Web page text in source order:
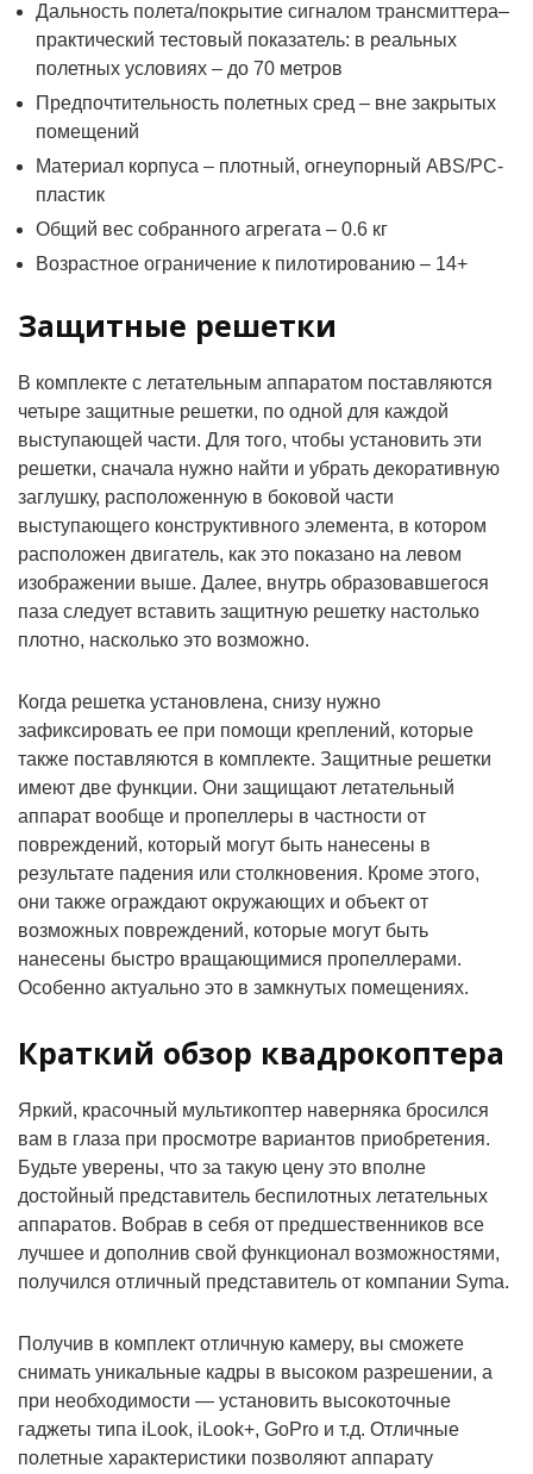
Дальность полета/покрытие сигналом трансмиттера–
практический тестовый показатель: в реальных
полетных условиях – до 70 метров
Предпочтительность полетных сред – вне закрытых
помещений
Материал корпуса – плотный, огнеупорный ABS/PC-
пластик
Общий вес собранного агрегата – 0.6 кг
Возрастное ограничение к пилотированию – 14+
Защитные решетки
В комплекте с летательным аппаратом поставляются
четыре защитные решетки, по одной для каждой
выступающей части. Для того, чтобы установить эти
решетки, сначала нужно найти и убрать декоративную
заглушку, расположенную в боковой части
выступающего конструктивного элемента, в котором
расположен двигатель, как это показано на левом
изображении выше. Далее, внутрь образовавшегося
паза следует вставить защитную решетку настолько
плотно, насколько это возможно.
Когда решетка установлена, снизу нужно
зафиксировать ее при помощи креплений, которые
также поставляются в комплекте. Защитные решетки
имеют две функции. Они защищают летательный
аппарат вообще и пропеллеры в частности от
повреждений, который могут быть нанесены в
результате падения или столкновения. Кроме этого,
они также ограждают окружающих и объект от
возможных повреждений, которые могут быть
нанесены быстро вращающимися пропеллерами.
Особенно актуально это в замкнутых помещениях.
Краткий обзор квадрокоптера
Яркий, красочный мультикоптер наверняка бросился
вам в глаза при просмотре вариантов приобретения.
Будьте уверены, что за такую цену это вполне
достойный представитель беспилотных летательных
аппаратов. Вобрав в себя от предшественников все
лучшее и дополнив свой функционал возможностями,
получился отличный представитель от компании Syma.
Получив в комплект отличную камеру, вы сможете
снимать уникальные кадры в высоком разрешении, а
при необходимости — установить высокоточные
гаджеты типа iLook, iLook+, GoPro и т.д. Отличные
полетные характеристики позволяют аппарату